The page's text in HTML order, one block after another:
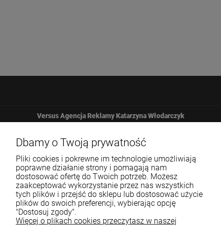
Versus Agencja Reklamy Katarzyna Włodarczyk
Żbicka 161
32-065 Krzeszowice
12 307 25 82
Dbamy o Twoją prywatność
Pliki cookies i pokrewne im technologie umożliwiają
poprawne działanie strony i pomagają nam
dostosować ofertę do Twoich potrzeb. Możesz
zaakceptować wykorzystanie przez nas wszystkich
tych plików i przejść do sklepu lub dostosować użycie
plików do swoich preferencji, wybierając opcję
"Dostosuj zgody".
Więcej o plikach cookies przeczytasz w naszej